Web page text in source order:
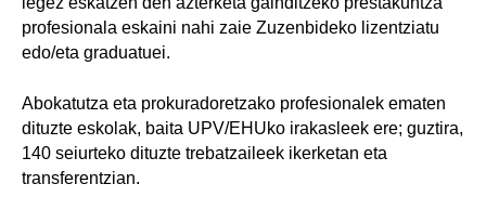
profesionala eskaini nahi zaie Zuzenbideko lizentziatu
edo/eta graduatuei.
Abokatutza eta prokuradoretzako profesionalek ematen
dituzte eskolak, baita UPV/EHUko irakasleek ere; guztira,
140 seiurteko dituzte trebatzaileek ikerketan eta
transferentzian.